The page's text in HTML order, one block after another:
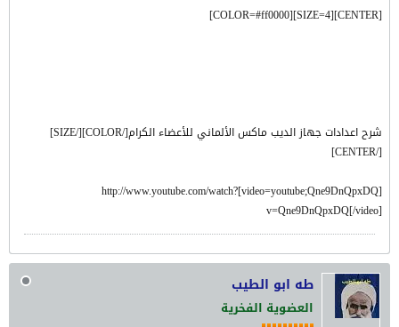
[CENTER][SIZE=4][COLOR=#ff0000]
شرح اعدادات جهاز الديب ماكس الألماني للأعضاء الكرام[/COLOR][/SIZE]
[/CENTER]
[video=youtube;Qne9DnQpxDQ]http://www.youtube.com/watch?
v=Qne9DnQpxDQ[/video]
طه ابو الطيب
العضوية الفخرية